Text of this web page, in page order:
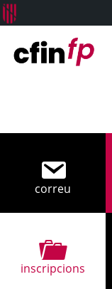
correu
inscripcions